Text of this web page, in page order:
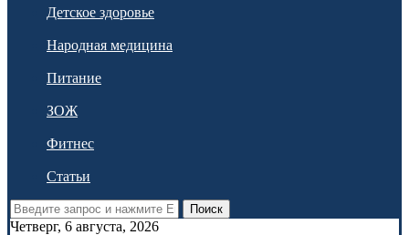
Детское здоровье
Народная медицина
Питание
ЗОЖ
Фитнес
Статьи
Поиск
Четверг, 6 августа, 2026